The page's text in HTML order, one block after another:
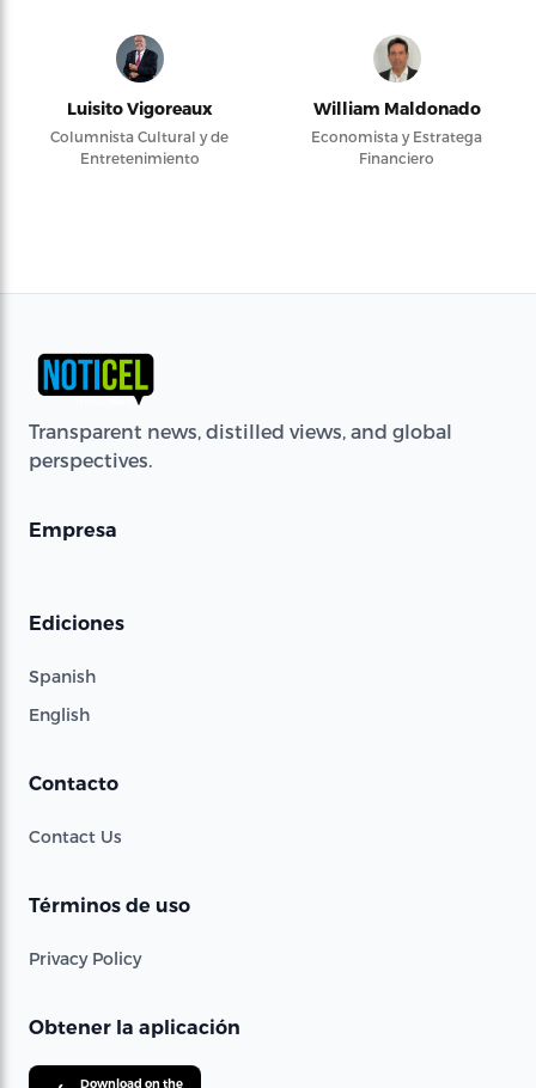
Luisito Vigoreaux
Columnista Cultural y de
Entretenimiento
William Maldonado
Economista y Estratega
Financiero
Transparent news, distilled views, and global
perspectives.
Empresa
Ediciones
Spanish
English
Contacto
Contact Us
Términos de uso
Privacy Policy
Obtener la aplicación
Download on the